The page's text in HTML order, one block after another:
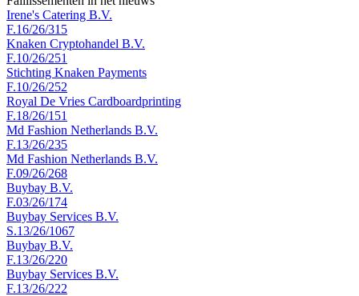
Irene's Catering B.V.
F.16/26/315
Knaken Cryptohandel B.V.
F.10/26/251
Stichting Knaken Payments
F.10/26/252
Royal De Vries Cardboardprinting
F.18/26/151
Md Fashion Netherlands B.V.
F.13/26/235
Md Fashion Netherlands B.V.
F.09/26/268
Buybay B.V.
F.03/26/174
Buybay Services B.V.
S.13/26/1067
Buybay B.V.
F.13/26/220
Buybay Services B.V.
F.13/26/222